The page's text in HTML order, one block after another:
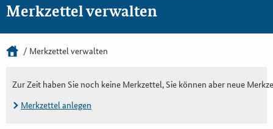
Merkzettel verwalten
Merkzettel verwalten
Zur Zeit haben Sie noch keine Merkzettel, Sie können aber neue
Merkzettel anlegen